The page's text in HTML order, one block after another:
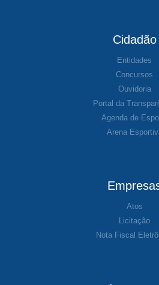
Cidadão
Entidades
Concursos
Ouvidoria
Portal da
Agenda de
Arena
Atos
Licitação
Nota Fiscal